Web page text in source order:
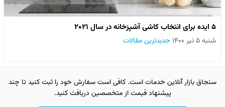
۵ ایده برای انتخاب کاشی آشپزخانه در سال ۲۰۲۱
شنبه ۵ تیر ۱۴۰۰ جدیدترین مقالات
سنجاق بازار آنلاین خدمات است. کافی است سفارش خود را ثبت کنید تا چند
پیشنهاد قیمت از متخصصین دریافت کنید.